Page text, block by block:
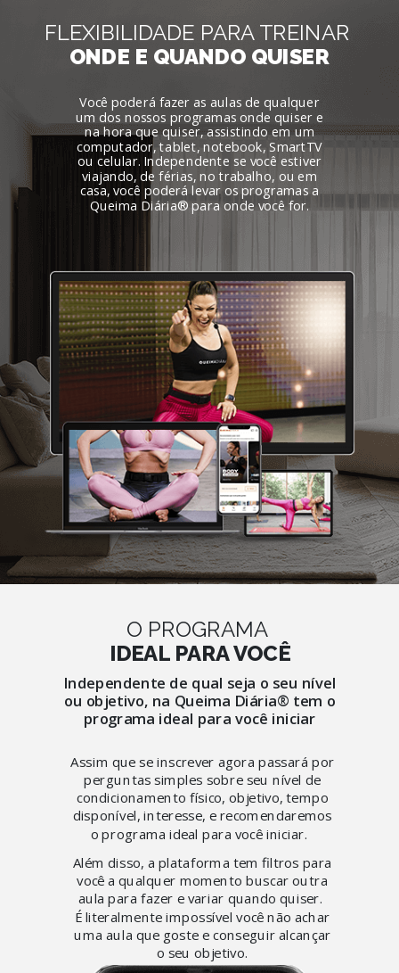
FLEXIBILIDADE PARA TREINAR
ONDE E QUANDO QUISER
Você poderá fazer as aulas de qualquer
um dos nossos programas onde quiser e
na hora que quiser, assistindo em um
computador, tablet, notebook, SmartTV
ou celular. Independente se você estiver
viajando, de férias, no trabalho, ou em
casa, você poderá levar os programas a
Queima Diária®para onde você for.
O PROGRAMA
IDEAL PARA VOCÊ
Independente de qual seja o seu nível
ou objetivo, na Queima Diária® tem o
programa ideal para você iniciar
Assim que se inscrever agora passará por
perguntas simples sobre seu nível de
condicionamento físico, objetivo, tempo
disponível, interesse, e recomendaremos
o programa ideal para você iniciar.
Além disso, a plataforma tem filtros para
você a qualquer momento buscar outra
aula para fazer e variar quando quiser.
É literalmente impossível você não achar
uma aula que goste e conseguir alcançar
o seu objetivo.